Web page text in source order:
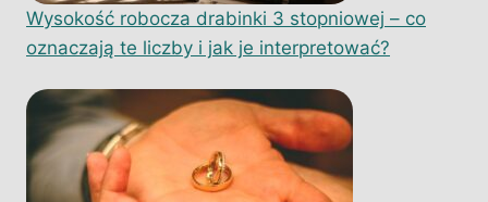
Wysokość robocza drabinki 3 stopniowej – co
oznaczają te liczby i jak je interpretować?